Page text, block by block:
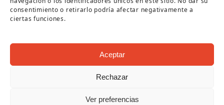
consentimiento o retirarlo podría afectar negativamente a
ciertas funciones.
Aceptar
Rechazar
Ver preferencias
Página cofinanciada por la Diputación de Córdoba
Copyright Oficina de Turismo - Ayuntamiento de